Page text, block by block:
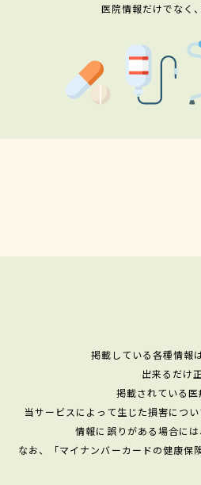
医院情報だけでなく
掲載している各種情報
出来るだけ
掲載されている
当サービスによって生じた損害につ
情報に誤りがある場合に
なお、「マイナンバーカードの健康保